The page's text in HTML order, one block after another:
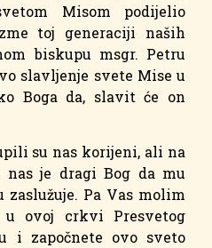
Misom podijelio
toj generaciji naših
biskupu msgr. Petru
slavljenje svete Mise u
Boga da, slavit će on
su nas korijeni, ali na
je dragi Bog da mu
zaslužuje. Pa Vas molim
ovoj crkvi Presvetog
i započnete ovo sveto